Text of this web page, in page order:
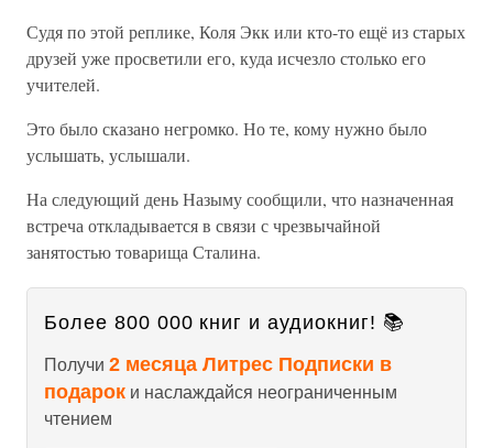
Судя по этой реплике, Коля Экк или кто-то ещё из старых
друзей уже просветили его, куда исчезло столько его
учителей.
Это было сказано негромко. Но те, кому нужно было
услышать, услышали.
На следующий день Назыму сообщили, что назначенная
встреча откладывается в связи с чрезвычайной
занятостью товарища Сталина.
Более 800 000 книг и аудиокниг! 📚
Получи 2 месяца Литрес Подписки в
подарок и наслаждайся неограниченным
чтением